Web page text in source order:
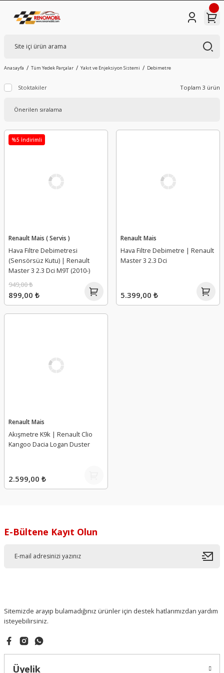
Anasayfa Tüm Yedek Parçalar Yakıt ve Enjeksiyon Sistemi Debimetre
Stoktakiler Toplam 3 ürün
%5 İndirimli
Renault Mais ( Servis )
Hava Filtre Debimetresi
(Sensörsüz Kutu) | Renault
Master 3 2.3 Dci M9T (2010-)
899,00 ₺
949,00 ₺
Renault Mais
Hava Filtre Debimetre | Renault
Master 3 2.3 Dci
5.399,00 ₺
Renault Mais
Akışmetre K9k | Renault Clio
Kangoo Dacia Logan Duster
2.599,00 ₺
E-Bültene Kayıt Olun
Sitemizde arayıp bulamadığınız ürünler için destek hatlarımızdan yardım
isteyebilirsiniz.
Üyelik